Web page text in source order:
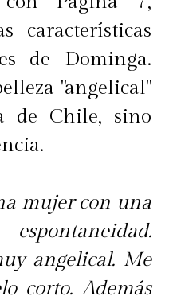
características
de Dominga.
"angelical"
de Chile, sino
mujer con una
angelical. Me
corto. Además